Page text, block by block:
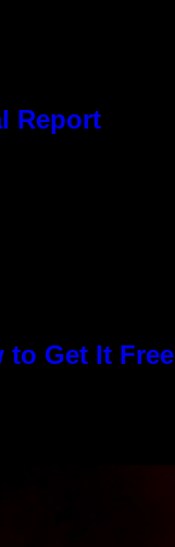
Report
to Get It Free